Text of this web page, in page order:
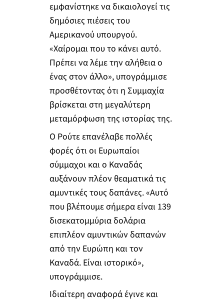
εμφανίστηκε να δικαιολογεί τις
δημόσιες πιέσεις του
Αμερικανού υπουργού.
«Χαίρομαι που το κάνει αυτό.
Πρέπει να λέμε την αλήθεια ο
ένας στον άλλο», υπογράμμισε
προσθέτοντας ότι η Συμμαχία
βρίσκεται στη μεγαλύτερη
μεταμόρφωση της ιστορίας της.
Ο Ρούτε επανέλαβε πολλές
φορές ότι οι Ευρωπαίοι
σύμμαχοι και ο Καναδάς
αυξάνουν πλέον θεαματικά τις
αμυντικές τους δαπάνες. «Αυτό
που βλέπουμε σήμερα είναι 139
δισεκατομμύρια δολάρια
επιπλέον αμυντικών δαπανών
από την Ευρώπη και τον
Καναδά. Είναι ιστορικό»,
υπογράμμισε.
Ιδιαίτερη αναφορά έγινε και